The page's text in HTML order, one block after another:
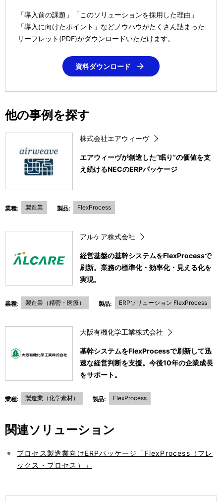
「導入前の課題」「このソリューションを採用した理由」
「導入に向けたポイント」などノウハウがたくさん詰まった
リーフレット(PDF)がダウンロードいただけます。
資料ダウンロード
他の事例を探す
株式会社エアウィーヴ
エアウィーヴが創造した“眠り”の価値を支
え続けるNECのERPパッケージ
業種: 製造業 製品: FlexProcess
アルケア株式会社
経営基盤の基幹システムをFlexProcessで
刷新。業務の標準化・効率化・見える化を
実現。
業種: 製造業（精密・医療） 製品: ERPソリューション FlexProcess
大阪有機化学工業株式会社
基幹システムをFlexProcessで刷新して迅
速な経営判断を支援。今後10年の企業成長
をサポート。
業種: 製造業（化学素材） 製品: FlexProcess
関連ソリューション
プロセス製造業向けERPパッケージ「FlexProcess（フレ
ックス・プロセス）」